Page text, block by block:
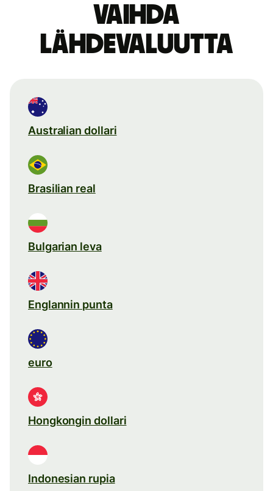
Vaihda
lähdevaluutta
Australian dollari
Brasilian real
Bulgarian leva
Englannin punta
euro
Hongkongin dollari
Indonesian rupia